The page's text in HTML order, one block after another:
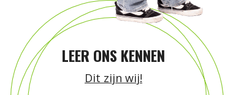
LEER ONS KENNEN
Dit zijn wij!